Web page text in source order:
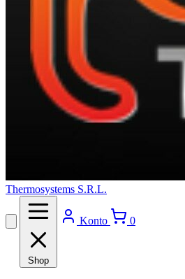
Thermosystems S.R.L.
Shop
Konto 0